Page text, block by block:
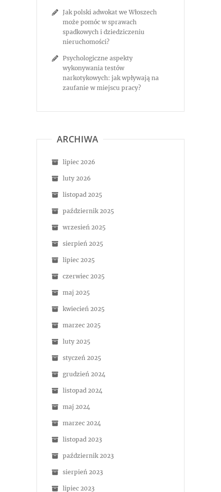
Jak polski adwokat we Włoszech
może pomóc w sprawach
spadkowych i dziedziczeniu
nieruchomości?
Psychologiczne aspekty
wykonywania testów
narkotykowych: jak wpływają na
zaufanie w miejscu pracy?
ARCHIWA
lipiec 2026
luty 2026
listopad 2025
październik 2025
wrzesień 2025
sierpień 2025
lipiec 2025
czerwiec 2025
maj 2025
kwiecień 2025
marzec 2025
luty 2025
styczeń 2025
grudzień 2024
listopad 2024
maj 2024
marzec 2024
listopad 2023
październik 2023
sierpień 2023
lipiec 2023